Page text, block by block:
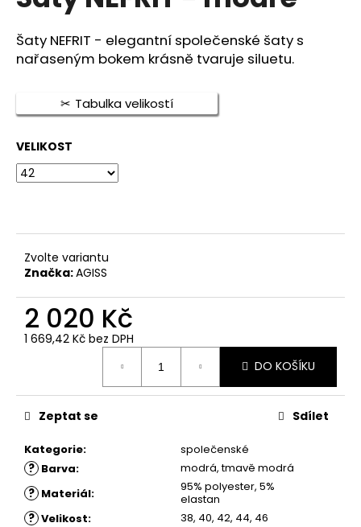
z
5
hvězdiček.
Šaty NEFRIT - elegantní společenské šaty s
nařaseným bokem krásně tvaruje siluetu.
Tabulka velikostí
VELIKOST
Zvolte variantu
Značka:AGISS
2 020 Kč
1 669,42 Kč bez DPH
DO KOŠÍKU
Kategorie: společenské
? Barva: modrá, tmavě modrá
? Materiál:
95% polyester, 5%
elastan
? Velikost: 38, 40, 42, 44, 46
Zeptat se Sdílet
j
í
D
o
p
o
u
j
e
e
ŠATY
DOLORES